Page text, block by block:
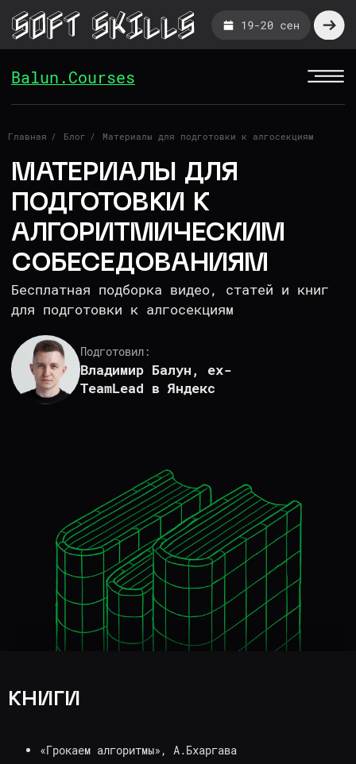
Главная / Блог / Материалы для подготовки к алгосекциям
ПОДГОТОВКИ К
АЛГОРИТМИЧЕСКИМ
СОБЕСЕДОВАНИЯМ
Бесплатная подборка видео, статей и книг
для подготовки к алгосекциям
Подготовил:
Владимир Балун, ex-
TeamLead в Яндекс
КНИГИ
«Грокаем алгоритмы», А.Бхаргава